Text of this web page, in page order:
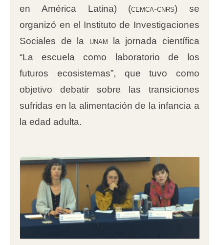
en América Latina) (cemca-cnrs) se
organizó en el Instituto de Investigaciones
Sociales de la unam la jornada científica
“La escuela como laboratorio de los
futuros ecosistemas”, que tuvo como
objetivo debatir sobre las transiciones
sufridas en la alimentación de la infancia a
la edad adulta.